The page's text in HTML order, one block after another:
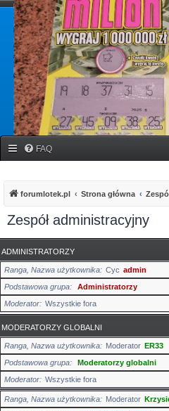
forumlotek.pl
Forum gier liczbowych
FAQ
forumlotek.pl Strona główna
Zespół administracyjny
ADMINISTRATORZY
Ranga, Nazwa użytkownika Cyc admin
Podstawowa grupa
Administratorzy
Moderator
Wszystkie fora
MODERATORZY GLOBALNI
Ranga, Nazwa użytkownika Moderator ER33
Podstawowa grupa
Moderatorzy globalni
Moderator
Wszystkie fora
Ranga, Nazwa użytkownika Moderator